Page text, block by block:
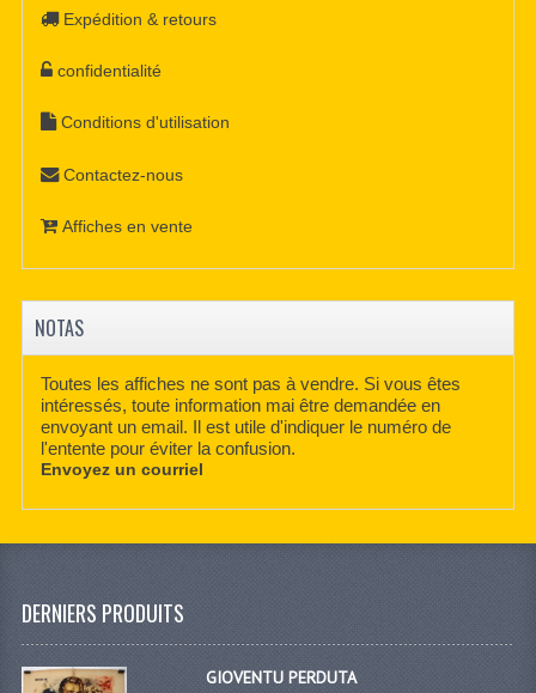
Expédition & retours
confidentialité
Conditions d'utilisation
Contactez-nous
Affiches en vente
NOTAS
Toutes les affiches ne sont pas à vendre. Si vous êtes
intéressés, toute information mai être demandée en
envoyant un email. Il est utile d'indiquer le numéro de
l'entente pour éviter la confusion.
Envoyez un courriel
DERNIERS PRODUITS
GIOVENTU PERDUTA